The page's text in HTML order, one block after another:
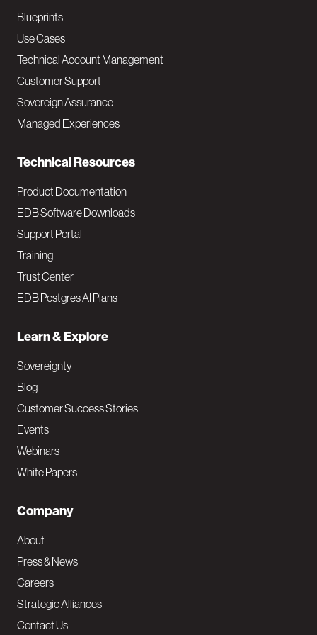
a
v
M
a
i
Blueprints
Use Cases
Technical Account Management
Customer Support
Sovereign Assurance
Managed Experiences
Technical Resources
Product Documentation
EDB Software Downloads
Support Portal
Training
Trust Center
EDB Postgres AI Plans
Learn & Explore
Sovereignty
Blog
Customer Success Stories
Events
Webinars
White Papers
Company
About
Press & News
Careers
Strategic Alliances
Contact Us